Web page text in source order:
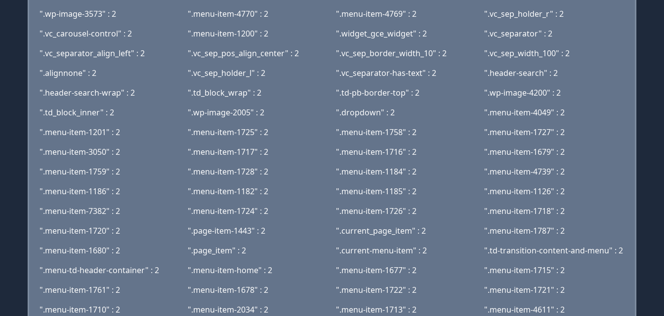
".wp-image-3573" : 2
".menu-item-4770" : 2 ".menu-item-4769" : 2
".vc_sep_holder_r" : 2
".vc_carousel-control" : 2
".menu-item-1200" : 2 ".widget_gce_widget" : 2
".vc_separator" : 2
".vc_separator_align_left" : 2
".vc_sep_pos_align_center" : 2 ".vc_sep_border_width_10" : 2
".vc_sep_width_100" : 2
".alignnone" : 2
".vc_sep_holder_l" : 2 ".vc_separator-has-text" : 2
".header-search" : 2
".header-search-wrap" : 2
".td_block_wrap" : 2 ".td-pb-border-top" : 2
".wp-image-4200" : 2
".td_block_inner" : 2
".wp-image-2005" : 2 ".dropdown" : 2
".menu-item-4049" : 2
".menu-item-1201" : 2
".menu-item-1725" : 2 ".menu-item-1758" : 2
".menu-item-1727" : 2
".menu-item-3050" : 2
".menu-item-1717" : 2 ".menu-item-1716" : 2
".menu-item-1679" : 2
".menu-item-1759" : 2
".menu-item-1728" : 2 ".menu-item-1184" : 2
".menu-item-4739" : 2
".menu-item-1186" : 2
".menu-item-1182" : 2 ".menu-item-1185" : 2
".menu-item-1126" : 2
".menu-item-7382" : 2
".menu-item-1724" : 2 ".menu-item-1726" : 2
".menu-item-1718" : 2
".menu-item-1720" : 2
".page-item-1443" : 2 ".current_page_item" : 2
".menu-item-1787" : 2
".menu-item-1680" : 2
".page_item" : 2 ".current-menu-item" : 2
".td-transition-content-and-menu" : 2
".menu-td-header-container" : 2
".menu-item-home" : 2 ".menu-item-1677" : 2
".menu-item-1715" : 2
".menu-item-1761" : 2
".menu-item-1678" : 2 ".menu-item-1722" : 2
".menu-item-1721" : 2
".menu-item-1710" : 2
".menu-item-2034" : 2 ".menu-item-1713" : 2
".menu-item-4611" : 2